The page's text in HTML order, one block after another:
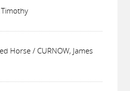
Timothy
Horse / CURNOW, James